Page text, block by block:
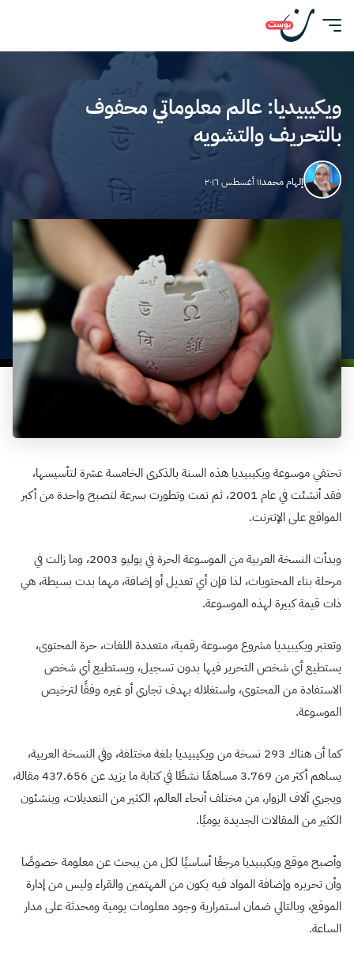
ويكيبيديا: عالم معلوماتي محفوف
بالتحريف والتشويه
إلهام محمد١١ أغسطس ٢٠١٦
تحتفي موسوعة ويكيبيديا هذه السنة بالذكرى الخامسة عشرة لتأسيسها،
فقد أنشئت في عام 2001، ثم نمت وتطورت بسرعة لتصبح واحدة من أكبر
المواقع على الإنترنت.
وبدأت النسخة العربية من الموسوعة الحرة في يوليو 2003، وما زالت في
مرحلة بناء المحتويات، لذا فإن أي تعديل أو إضافة، مهما بدت بسيطة، هي
ذات قيمة كبيرة لهذه الموسوعة.
وتعتبر ويكيبيديا مشروع موسوعة رقمية، متعددة اللغات، حرة المحتوى،
يستطيع أي شخص التحرير فيها بدون تسجيل، ويستطيع أي شخص
الاستفادة من المحتوى، واستغلاله بهدف تجاري أو غيره وفقًا لترخيص
الموسوعة.
كما أن هناك 293 نسخة من ويكيبيديا بلغة مختلفة، وفي النسخة العربية،
يساهم أكثر من 3.769 مساهمًا نشطًا في كتابة ما يزيد عن 437.656 مقالة،
ويجري آلاف الزوار، من مختلف أنحاء العالم، الكثير من التعديلات، وينشئون
الكثير من المقالات الجديدة يوميًا.
وأصبح موقع ويكيبيديا مرجعًا أساسيًا لكل من يبحث عن معلومة خصوصًا
وأن تحريره وإضافة المواد فيه يكون من المهتمين والقراء وليس من إدارة
الموقع، وبالتالي ضمان استمرارية وجود معلومات يومية ومحدثة على مدار
الساعة.